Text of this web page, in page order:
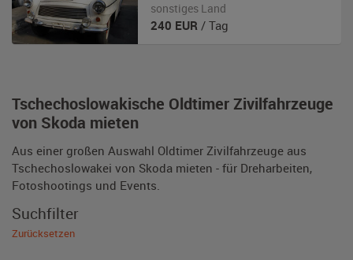
Tschechoslowakische Oldtimer Zivilfahrzeuge
von Skoda mieten
Aus einer großen Auswahl Oldtimer Zivilfahrzeuge aus
Tschechoslowakei von Skoda mieten - für Dreharbeiten,
Fotoshootings und Events.
sonstiges Land
240 EUR / Tag
Suchfilter
Zurücksetzen